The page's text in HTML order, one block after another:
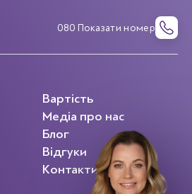
080 Показати номер
Вартість
Медіа про нас
Блог
Відгуки
Контакти